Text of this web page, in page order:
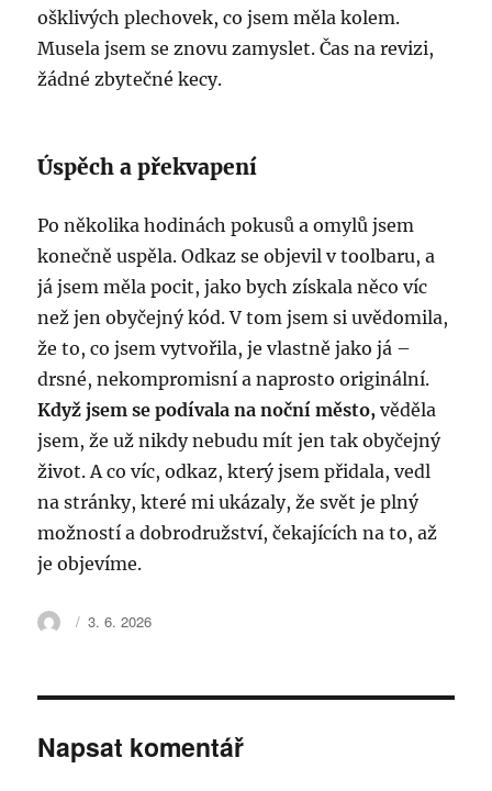
ošklivých plechovek, co jsem měla kolem.
Musela jsem se znovu zamyslet. Čas na revizi,
žádné zbytečné kecy.
Úspěch a překvapení
Po několika hodinách pokusů a omylů jsem
konečně uspěla. Odkaz se objevil v toolbaru, a
já jsem měla pocit, jako bych získala něco víc
než jen obyčejný kód. V tom jsem si uvědomila,
že to, co jsem vytvořila, je vlastně jako já –
drsné, nekompromisní a naprosto originální.
Když jsem se podívala na noční město, věděla
jsem, že už nikdy nebudu mít jen tak obyčejný
život. A co víc, odkaz, který jsem přidala, vedl
na stránky, které mi ukázaly, že svět je plný
možností a dobrodružství, čekajících na to, až
je objevíme.
Autor:
Publikováno:
3. 6. 2026
Napsat komentář